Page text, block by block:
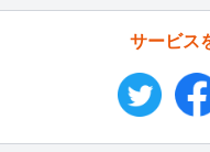
サービス